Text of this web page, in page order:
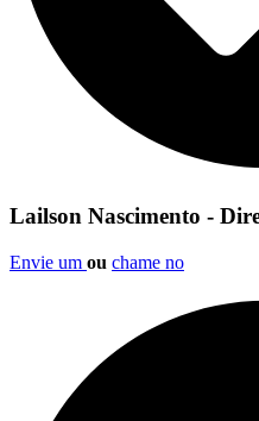
Lailson Nascimento -
Envie um ou chame no